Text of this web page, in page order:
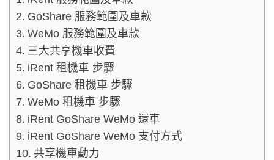
GoShare 服務範圍及車款
WeMo 服務範圍及車款
三大共享機車收費
iRent 租機車 步驟
GoShare 租機車 步驟
WeMo 租機車 步驟
iRent GoShare WeMo 還車
iRent GoShare WeMo 支付方式
共享機車動力